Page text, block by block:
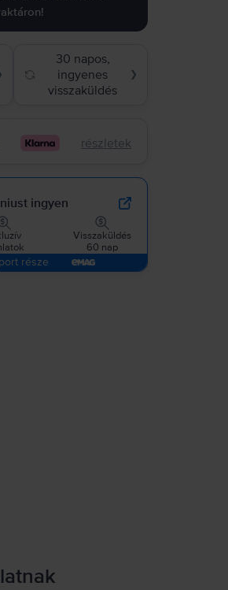
30 napos,
ingyenes
visszaküldés
❯
részletek
ingyen
Visszaküldés
60 nap
része